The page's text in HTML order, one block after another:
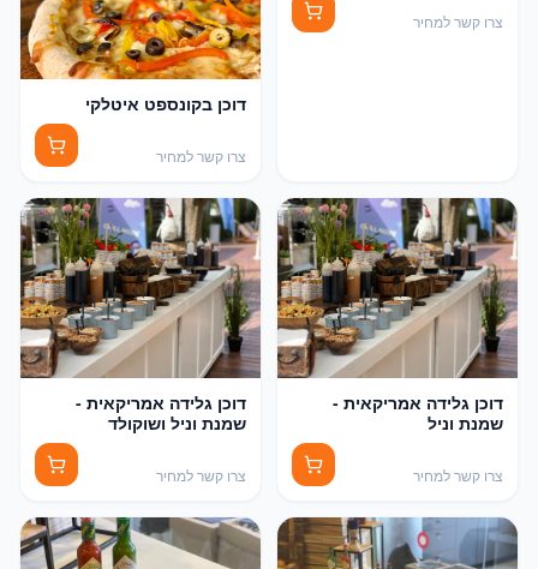
צרו קשר למחיר
דוכן בקונספט איטלקי
צרו קשר למחיר
דוכן גלידה אמריקאית -
שמנת וניל
צרו קשר למחיר
דוכן גלידה אמריקאית -
שמנת וניל ושוקולד
צרו קשר למחיר